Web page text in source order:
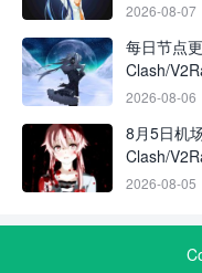
2026-08-07
每日节点
Clash/
2026-08-06
8月5日机
Clash/
2026-08-05